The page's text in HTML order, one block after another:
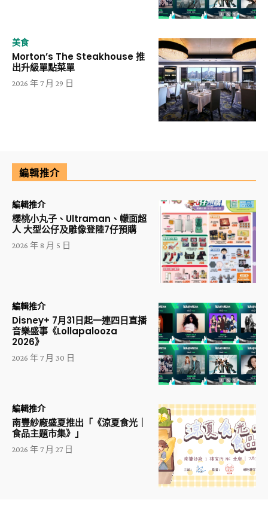
美食
Morton’s The Steakhouse 推
出升級單點菜單
2026 年 7 月 29 日
編輯推介
編輯推介
櫻桃小丸子、Ultraman、幪面超
人 大型公仔及雕像登陸7仔預購
2026 年 8 月 5 日
編輯推介
Disney+ 7月31日起一連四日直播
音樂盛事《Lollapalooza
2026》
2026 年 7 月 30 日
編輯推介
南豐紗廠盛夏推出「《涼夏食光｜
食品主題市集》」
2026 年 7 月 27 日